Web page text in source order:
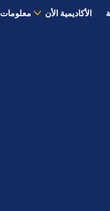
الأكاديمية الأن معلومات